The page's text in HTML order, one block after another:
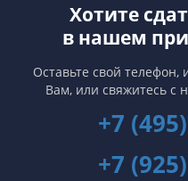
Хотите
в нашем
Оставьте свой
Вам, или свяжитесь с
+7
+7